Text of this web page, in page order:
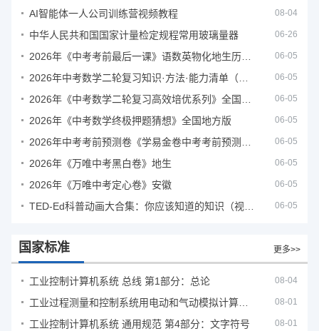
AI智能体一人公司训练营视频教程 08-04
中华人民共和国国家计量检定规程常用玻璃量器 06-26
06-05
06-05
06-05
2026年《中考数学终极押题猜想》全国地方版 06-05
06-05
2026年《万唯中考黑白卷》地生 06-05
2026年《万唯中考定心卷》安徽 06-05
06-05
国家标准 更多>>
工业控制计算机系统 总线 第1部分：总论 08-04
08-01
工业控制计算机系统 通用规范 第4部分：文字符号 08-01